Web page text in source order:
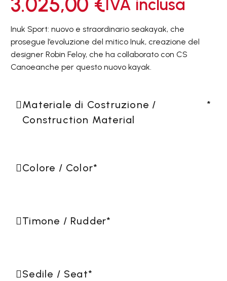
IVA inclusa
Inuk Sport: nuovo e straordinario seakayak, che
prosegue l’evoluzione del mitico Inuk, creazione del
designer Robin Feloy, che ha collaborato con CS
Canoeanche per questo nuovo kayak.
Materiale di Costruzione /
Construction Material
*
Colore / Color*
Timone / Rudder*
Sedile / Seat*